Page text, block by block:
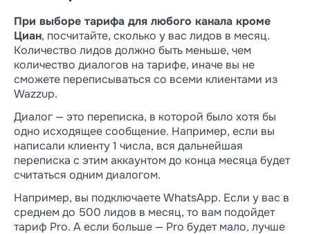
При выборе тарифа для любого канала кроме
Циан, посчитайте, сколько у вас лидов в месяц.
Количество лидов должно быть меньше, чем
количество диалогов на тарифе, иначе вы не
сможете переписываться со всеми клиентами из
Wazzup.
Диалог — это переписка, в которой было хотя бы
одно исходящее сообщение. Например, если вы
написали клиенту 1 числа, вся дальнейшая
переписка с этим аккаунтом до конца месяца будет
считаться одним диалогом.
Например, вы подключаете WhatsApp. Если у вас в
среднем до 500 лидов в месяц, то вам подойдет
тариф Pro. А если больше — Pro будет мало, лучше